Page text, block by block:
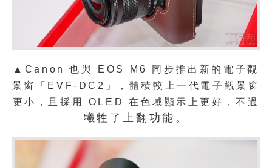
▲ Canon 也與 EOS M6 同步推出新的電子觀
景窗「EVF-DC2」，體積較上一代電子觀景窗
更小，且採用 OLED 在色域顯示上更好，不過
犧牲了上翻功能。